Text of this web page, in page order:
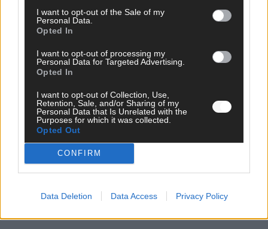
I want to opt-out of the Sale of my
Personal Data.
Opted In
I want to opt-out of processing my
Personal Data for Targeted Advertising.
Opted In
I want to opt-out of Collection, Use,
Retention, Sale, and/or Sharing of my
Personal Data that Is Unrelated with the
Purposes for which it was collected.
Opted Out
CONFIRM
Data Deletion Data Access Privacy Policy
WERBE BEI UNS!